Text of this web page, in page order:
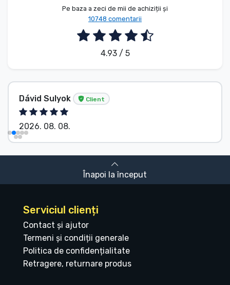
Pe baza a zeci de mii de achiziții și
10748 comentarii
4.93 / 5
Dávid Sulyok Client
2026. 08. 08.
Înapoi la început
Serviciul clienți
Contact și ajutor
Termeni și condiții generale
Politica de confidențialitate
Retragere, returnare produs